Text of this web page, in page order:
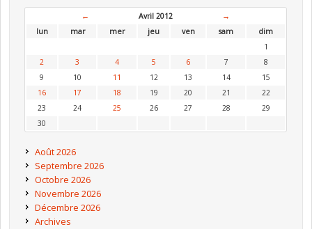
← Avril 2012
→
lun
mar mer jeu ven sam
dim
1
2
3 4 5 6 7
8
9
10 11 12 13 14
15
16
17 18 19 20 21
22
23
24 25 26 27 28
29
30
Août 2026
Septembre 2026
Octobre 2026
Novembre 2026
Décembre 2026
Archives